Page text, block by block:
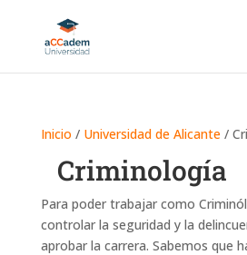
Inicio / Universidad de Alicante/
Criminología
Para poder trabajar como
controlar la seguridad y la
aprobar la carrera. Sabemos que